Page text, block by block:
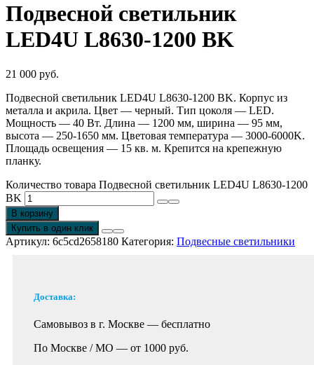
Подвесной светильник
LED4U L8630-1200 BK
21 000 руб.
Подвесной светильник LED4U L8630-1200 BK. Корпус из
металла и акрила. Цвет — черный. Тип цоколя — LED.
Мощность — 40 Вт. Длина — 1200 мм, ширина — 95 мм,
высота — 250-1650 мм. Цветовая температура — 3000-6000K.
Площадь освещения — 15 кв. м. Крепится на крепежную
планку.
Количество товара Подвесной светильник LED4U L8630-1200
BK
В корзину
Купить в один клик
Артикул: 6c5cd2658180 Категория: Подвесные светильники
Доставка:
Самовывоз в г. Москве — бесплатно
По Москве / МО — от 1000 руб.